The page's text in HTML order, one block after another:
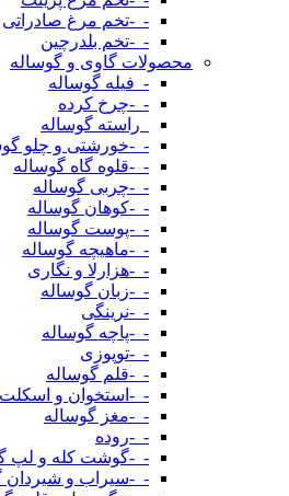
-_-تخم مرغ صادراتی
-_-تخم بلدرچین
محصولات گاوی و گوساله
-_فیله گوساله
-_-چرخ کرده
_راسته گوساله
-_-خورشتی و چلو
-_-قلوه گاه گوساله
-_-چربی گوساله
-_-کوهان گوساله
-_-پوست گوساله
-_-ماهیچه گوساله
-_-هزارلا و نگاری
-_-زبان گوساله
-_-نرینگی
-_-پاچه گوساله
-_-توپوزی
-_-قلم گوساله
-_-استخوان و
-_-مغز گوساله
-_-روده
-_-گوشت کله و لپ
-_-سیراب و شیردان